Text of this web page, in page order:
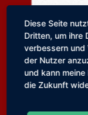
Diese Seite
Dritten, um ihre
verbessern und
der Nutzer
und kann
die Zukunft